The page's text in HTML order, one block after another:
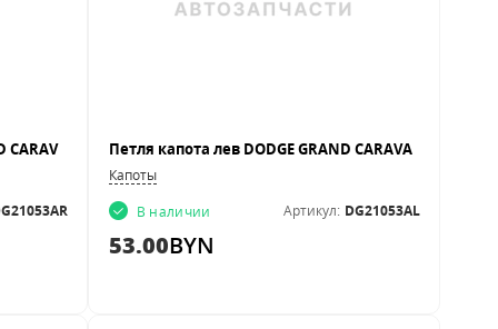
Капоты
В наличии
Артикул: DG21053AL
53.00BYN